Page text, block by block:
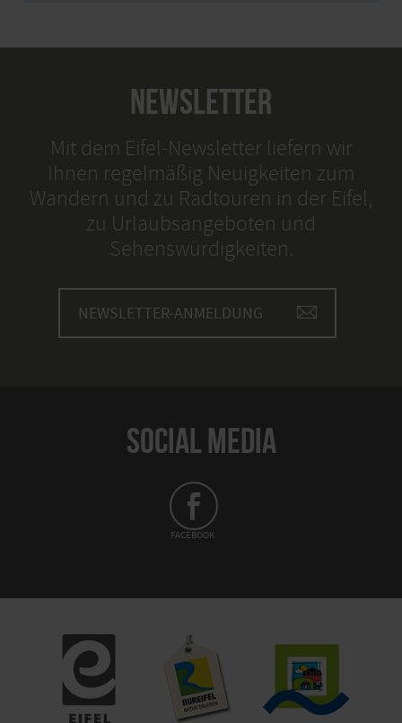
NEWSLETTER
Mit dem Eifel-Newsletter liefern wir
Ihnen regelmäßig Neuigkeiten zum
Wandern und zu Radtouren in der Eifel,
zu Urlaubsangeboten und
Sehenswürdigkeiten.
NEWSLETTER-ANMELDUNG
SOCIAL MEDIA
FACEBOOK